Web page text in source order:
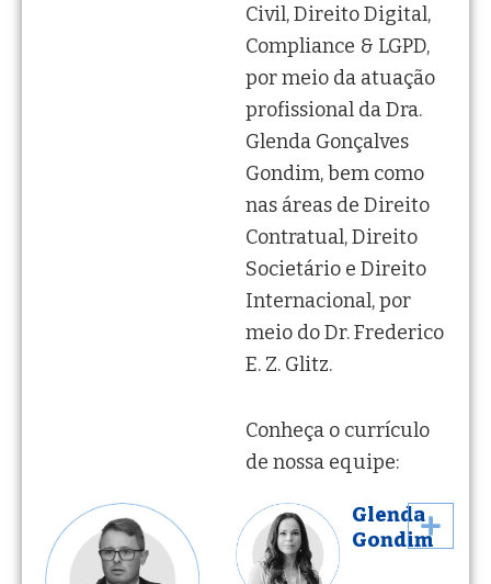
Civil, Direito Digital,
Compliance & LGPD,
por meio da atuação
profissional da Dra.
Glenda Gonçalves
Gondim, bem como
nas áreas de Direito
Contratual, Direito
Societário e Direito
Internacional, por
meio do Dr. Frederico
E. Z. Glitz.
Conheça o currículo
de nossa equipe:
Glenda
Gondim